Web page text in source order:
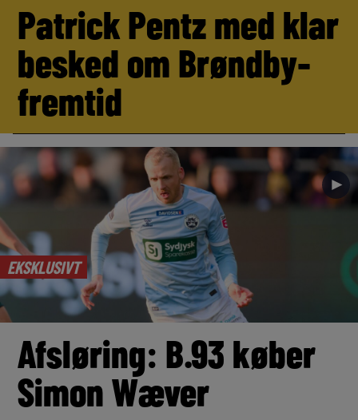
Patrick Pentz med klar
besked om Brøndby-
fremtid
EKSKLUSIVT
►
Afsløring: B.93 køber
Simon Wæver